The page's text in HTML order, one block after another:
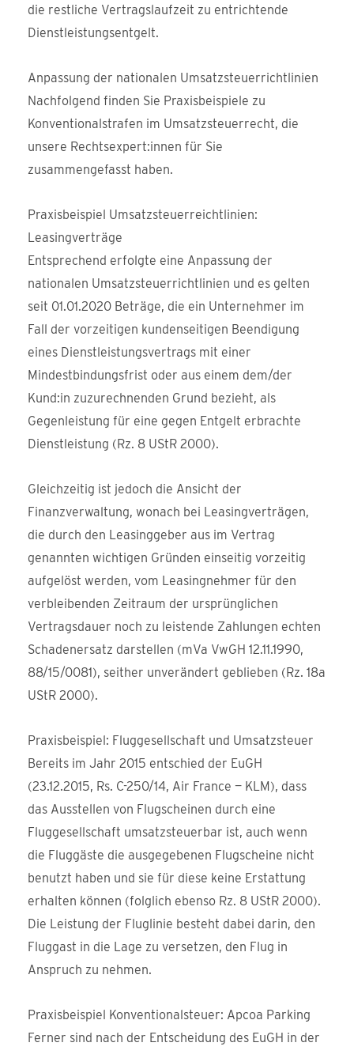
die restliche Vertragslaufzeit zu entrichtende
Dienstleistungsentgelt.
Anpassung der nationalen Umsatzsteuerrichtlinien
Nachfolgend finden Sie Praxisbeispiele zu
Konventionalstrafen im Umsatzsteuerrecht, die
unsere Rechtsexpert:innen für Sie
zusammengefasst haben.
Praxisbeispiel Umsatzsteuerreichtlinien:
Leasingverträge
Entsprechend erfolgte eine Anpassung der
nationalen Umsatzsteuerrichtlinien und es gelten
seit 01.01.2020 Beträge, die ein Unternehmer im
Fall der vorzeitigen kundenseitigen Beendigung
eines Dienstleistungsvertrags mit einer
Mindestbindungsfrist oder aus einem dem/der
Kund:in zuzurechnenden Grund bezieht, als
Gegenleistung für eine gegen Entgelt erbrachte
Dienstleistung (Rz. 8 UStR 2000).
Gleichzeitig ist jedoch die Ansicht der
Finanzverwaltung, wonach bei Leasingverträgen,
die durch den Leasinggeber aus im Vertrag
genannten wichtigen Gründen einseitig vorzeitig
aufgelöst werden, vom Leasingnehmer für den
verbleibenden Zeitraum der ursprünglichen
Vertragsdauer noch zu leistende Zahlungen echten
Schadenersatz darstellen (mVa VwGH 12.11.1990,
88/15/0081), seither unverändert geblieben (Rz. 18a
UStR 2000).
Praxisbeispiel: Fluggesellschaft und Umsatzsteuer
Bereits im Jahr 2015 entschied der EuGH
(23.12.2015, Rs. C-250/14, Air France — KLM), dass
das Ausstellen von Flugscheinen durch eine
Fluggesellschaft umsatzsteuerbar ist, auch wenn
die Fluggäste die ausgegebenen Flugscheine nicht
benutzt haben und sie für diese keine Erstattung
erhalten können (folglich ebenso Rz. 8 UStR 2000).
Die Leistung der Fluglinie besteht dabei darin, den
Fluggast in die Lage zu versetzen, den Flug in
Anspruch zu nehmen.
Praxisbeispiel Konventionalsteuer: Apcoa Parking
Ferner sind nach der Entscheidung des EuGH in der